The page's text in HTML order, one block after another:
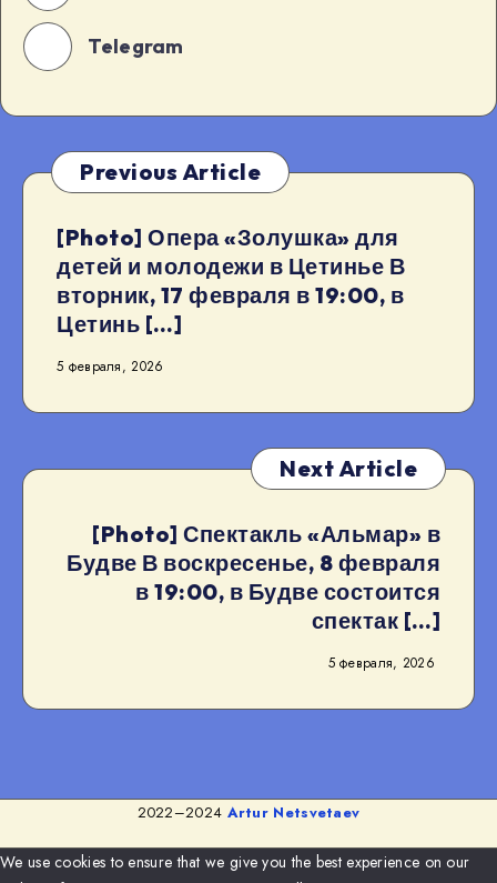
Telegram
Previous Article
[Photo] Опера «Золушка» для
детей и молодежи в Цетинье В
вторник, 17 февраля в 19:00, в
Цетинь […]
5 февраля, 2026
Next Article
[Photo] Спектакль «Альмар» в
Будве В воскресенье, 8 февраля
в 19:00, в Будве состоится
спектак […]
5 февраля, 2026
2022–2024 Artur Netsvetaev
We use cookies to ensure that we give you the best experience on our